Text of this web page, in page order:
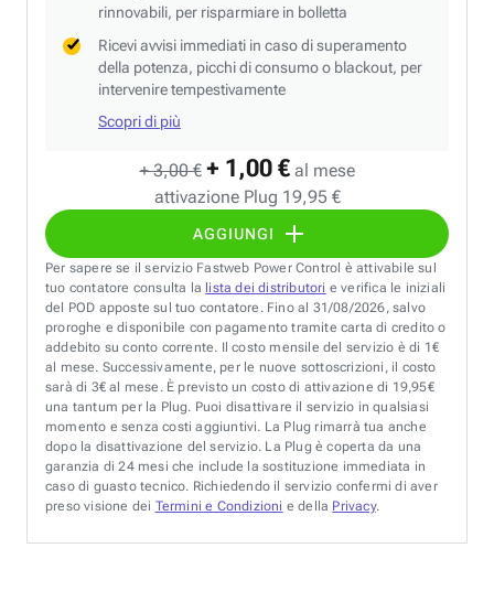
+ 3,00 € + 1,00 € al mese
attivazione Plug 19,95 €
AGGIUNGI
rinnovabili, per risparmiare in bolletta
Ricevi avvisi immediati in caso di superamento
della potenza, picchi di consumo o blackout, per
intervenire tempestivamente
Scopri di più
Per sapere se il servizio Fastweb Power Control è attivabile sul
tuo contatore consulta la lista dei distributori e verifica le iniziali
del POD apposte sul tuo contatore. Fino al 31/08/2026, salvo
proroghe e disponibile con pagamento tramite carta di credito o
addebito su conto corrente. Il costo mensile del servizio è di 1€
al mese. Successivamente, per le nuove sottoscrizioni, il costo
sarà di 3€ al mese. È previsto un costo di attivazione di 19,95€
una tantum per la Plug. Puoi disattivare il servizio in qualsiasi
momento e senza costi aggiuntivi. La Plug rimarrà tua anche
dopo la disattivazione del servizio. La Plug è coperta da una
garanzia di 24 mesi che include la sostituzione immediata in
caso di guasto tecnico. Richiedendo il servizio confermi di aver
preso visione dei Termini e Condizioni e della Privacy.